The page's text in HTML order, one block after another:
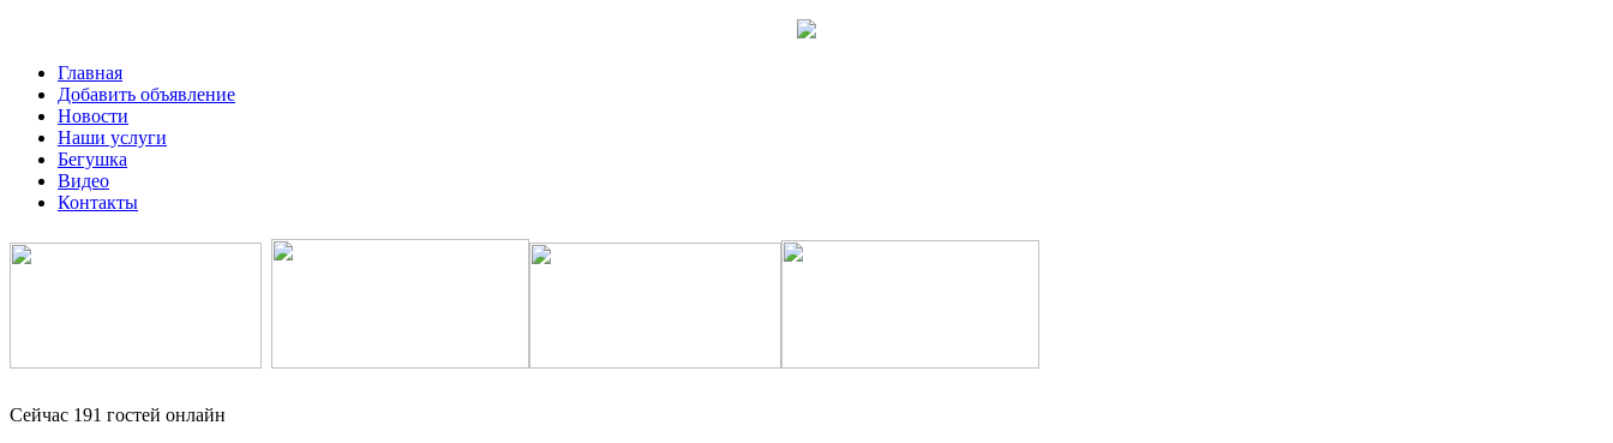
Главная
Добавить объявление
Новости
Наши услуги
Бегушка
Видео
Контакты
Сейчас 191 гостей онлайн